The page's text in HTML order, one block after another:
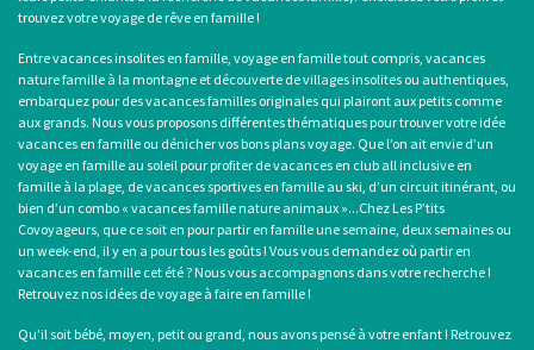
trouvez votre voyage de rêve en famille !
Entrevacances insolites en famille, voyage en famille tout compris, vacances
nature famille à la montagne et découverte de villages insolites ou authentiques,
embarquez pour desvacances familles originales qui plairont aux petits comme
aux grands. Nous vous proposons différentes thématiques pour trouver votre idée
vacances en famille ou dénicher vos bons plans voyage. Que l’on ait envie d’un
voyage en famille au soleil pour profiter devacances en club all inclusive en
famille à la plage, devacances sportives en famille au ski, d’un circuit itinérant, ou
bien d’un combo « vacances famille nature animaux »...Chez Les P’tits
Covoyageurs, que ce soit en pour partir en famille une semaine, deux semaines ou
un week-end, il y en a pour tous les goûts ! Vous vous demandez où partir en
vacances en famille cet été ? Nous vous accompagnons dans votre recherche !
Retrouvez nos idées devoyage à faire en famille !
Qu’il soit bébé, moyen, petit ou grand, nous avons pensé à votre enfant ! Retrouvez